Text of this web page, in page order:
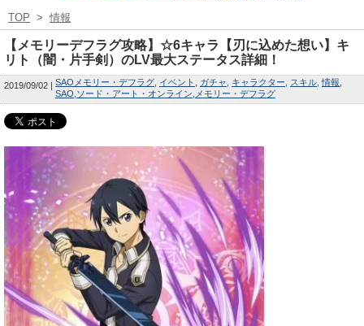
TOP > 情報
【メモリーデフラグ攻略】☆6キャラ【刃に込めた想い】キ
リト（闇・片手剣）のLV最大ステータス詳細！
2019/09/02 SAOメモリー・デフラグ イベント ガチャ キャラクター スキル 情報
SAO ソード・アート・オンライン メモリー・デフラグ